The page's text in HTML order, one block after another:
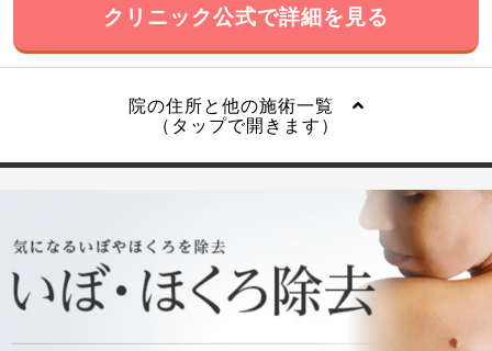
クリニック公式で詳細を見る
院の住所と他の施術一覧
（タップで開きます）